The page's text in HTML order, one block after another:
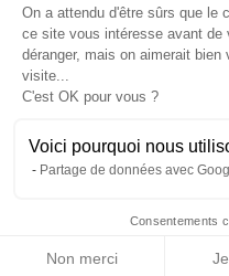
On a attendu d'être sûrs que le
ce site vous intéresse avant de
déranger, mais on aimerait
visite...
C'est OK pour vous ?
Voici pourquoi nous
Partage de données avec
Consentements
Non merci